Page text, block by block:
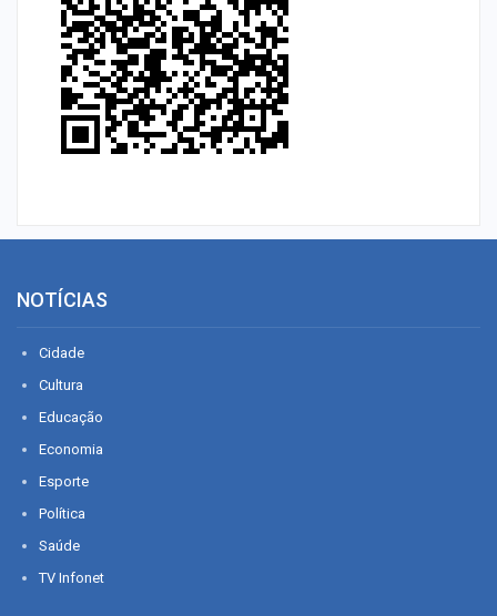
NOTÍCIAS
Cidade
Cultura
Educação
Economia
Esporte
Política
Saúde
TV Infonet